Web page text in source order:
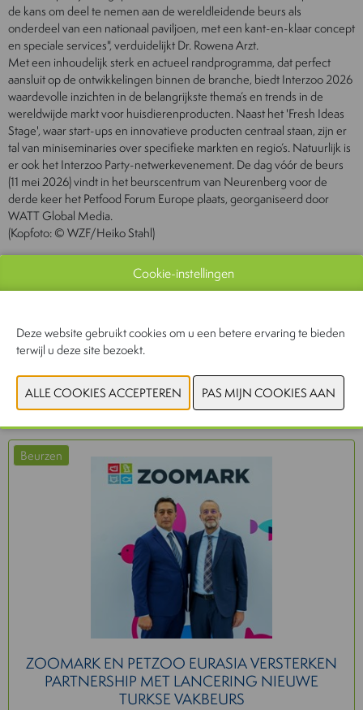
de kans om deel te nemen aan de wereldleidende beurs als
onderdeel van een nationaal paviljoen, met een kant-en-klaar concept
en speciale services", verduidelijkt Dr. Rowena Arzt.
Met een inhoudelijk sterk en actueel randprogramma, dat perfect
aansluit op de ontwikkelingen binnen de branche, biedt Interzoo 2026
waardevolle inzichten in de belangrijkste thema’s en trends in de
wereldwijde markt voor huisdierenproducten. Naast het 'Fresh Ideas
Stage', waar start-ups en innovatieve producten centraal staan, zijn er
tal van miniseminaries over specifieke markten en regio’s. Natuurlijk is
er ook het Interzoo Party-netwerkevenement. De dag vóór de beurs
(11 mei 2026) vindt in het beurscentrum van Neurenberg voor de
derde keer het Petfood Forum Europe plaats, georganiseerd door
WATT Global Media.
(Kopfoto: © WZF/Heiko Stahl)
Gerelateerd nieuws
Beurzen
ZOOMARK EN PETZOO EURASIA VERSTERKEN
PARTNERSHIP MET LANCERING NIEUWE
TURKSE VAKBEURS
Cookie-instellingen
Deze website gebruikt cookies om u een betere ervaring te bieden
terwijl u deze site bezoekt.